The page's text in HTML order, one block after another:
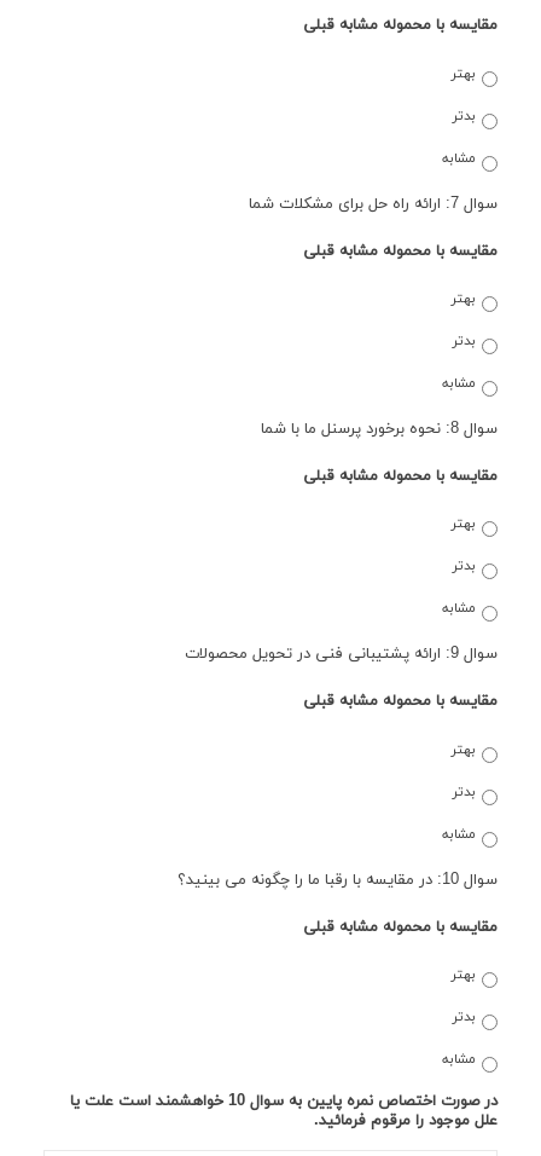
مقایسه با محموله مشابه قبلی
بهتر
بدتر
مشابه
سوال 7: ارائه راه حل برای مشکلات شما
مقایسه با محموله مشابه قبلی
بهتر
بدتر
مشابه
سوال 8: نحوه برخورد پرسنل ما با شما
مقایسه با محموله مشابه قبلی
بهتر
بدتر
مشابه
سوال 9: ارائه پشتیبانی فنی در تحویل محصولات
مقایسه با محموله مشابه قبلی
بهتر
بدتر
مشابه
سوال 10: در مقایسه با رقبا ما را چگونه می بینید؟
مقایسه با محموله مشابه قبلی
بهتر
بدتر
مشابه
در صورت اختصاص نمره پایین به سوال 10 خواهشمند است علت یا
علل موجود را مرقوم فرمائید.